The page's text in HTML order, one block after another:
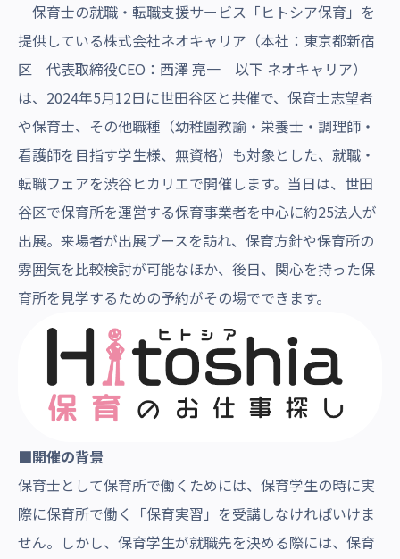
保育士の就職・転職支援サービス「ヒトシア保育」を
提供している株式会社ネオキャリア（本社：東京都新宿
区 代表取締役CEO：西澤 亮一 以下 ネオキャリア）
は、2024年5月12日に世田谷区と共催で、保育士志望者
や保育士、その他職種（幼稚園教諭・栄養士・調理師・
看護師を目指す学生様、無資格）も対象とした、就職・
転職フェアを渋谷ヒカリエで開催します。当日は、世田
谷区で保育所を運営する保育事業者を中心に約25法人が
出展。来場者が出展ブースを訪れ、保育方針や保育所の
雰囲気を比較検討が可能なほか、後日、関心を持った保
育所を見学するための予約がその場でできます。
■開催の背景
保育士として保育所で働くためには、保育学生の時に実
際に保育所で働く「保育実習」を受講しなければいけま
せん。しかし、保育学生が就職先を決める際には、保育